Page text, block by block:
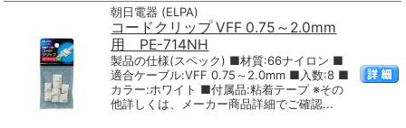
朝日電器 (ELPA)
コードクリップ VFF 0.75～2.0mm
用 PE-714NH
製品の仕様(スペック) ■材質:66ナイロン ■
適合ケーブル:VFF 0.75～2.0mm ■入数:8 ■
カラー:ホワイト ■付属品:粘着テープ ※その
他詳しくは、メーカー商品詳細でご確認...